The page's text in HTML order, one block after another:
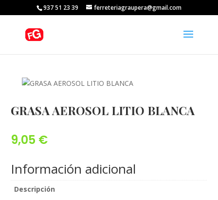
937 51 23 39 ferreteriagraupera@gmail.com
GRASA AEROSOL LITIO BLANCA
9,05 €
Información adicional
Descripción